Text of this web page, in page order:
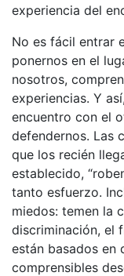
experiencia del
No es fácil entrar
ponernos en el
nosotros,
experiencias. Y
encuentro con el
defendernos. Las
que los recién
establecido,
tanto esfuerzo.
miedos: temen la
discriminación, el
están basados ​​en
comprensibles